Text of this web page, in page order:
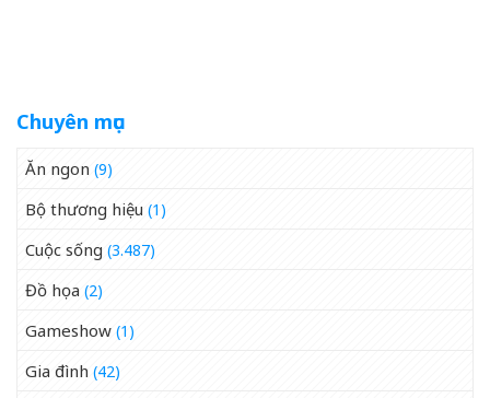
Chuyên mục
Ăn ngon (9)
Bộ thương hiệu (1)
Cuộc sống (3.487)
Đồ họa (2)
Gameshow (1)
Gia đình (42)